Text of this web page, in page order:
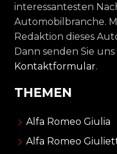
interessantesten
Automobilbranche.
Redaktion dieses
Dann senden Sie
Kontaktformular.
THEMEN
Alfa Romeo Giulia
Alfa Romeo